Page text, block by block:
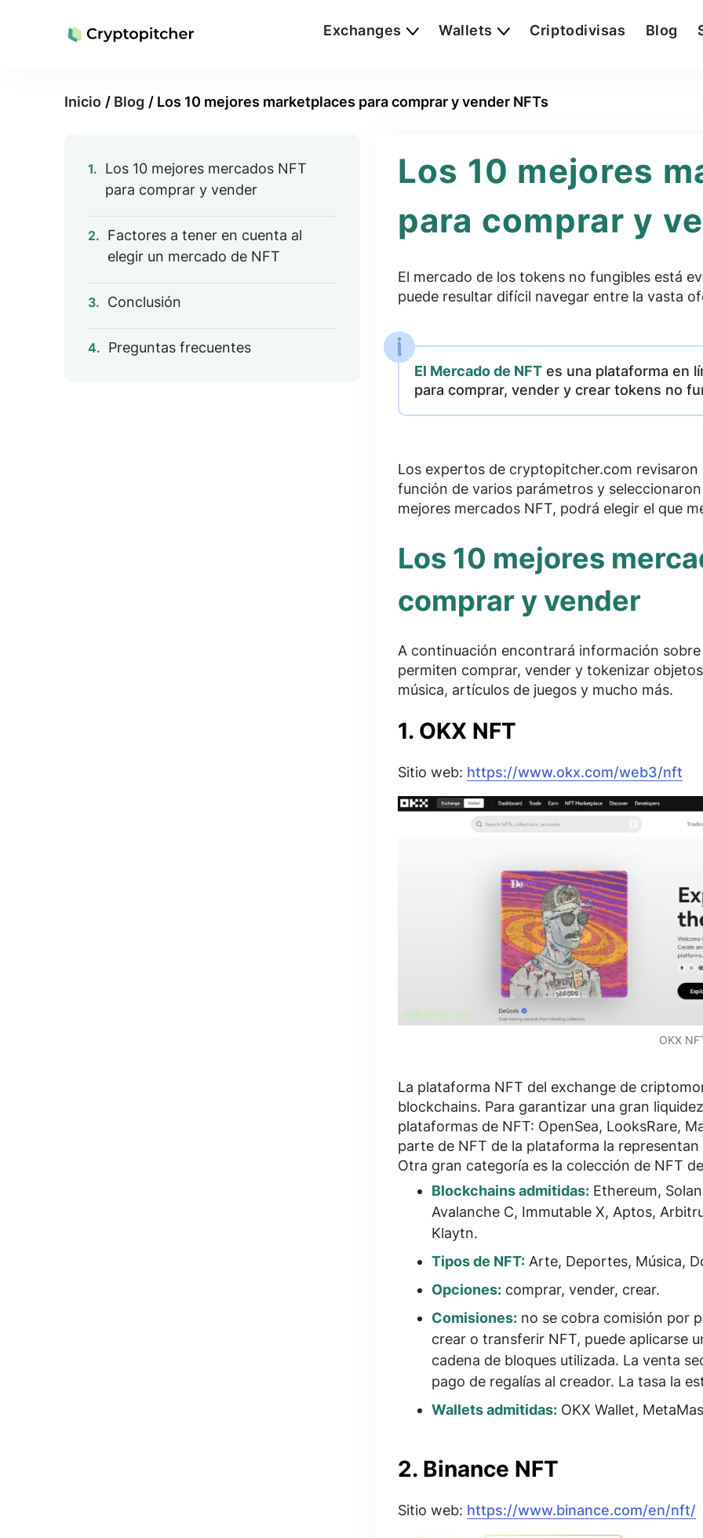
Exchanges Wallets Criptodivisas Blog
Inicio / Blog / Los 10 mejores marketplaces para comprar y vender NFTs
1. Los 10 mejores mercados NFT
para comprar y vender
2. Factores a tener en cuenta al
elegir un mercado de NFT
3. Conclusión
4. Preguntas frecuentes
Los 10 mejores
para comprar y
El mercado de los tokens no fungibles está
puede resultar difícil navegar entre la vasta
El Mercado de NFTes una plataforma en
para comprar, vender y crear tokens no
Los expertos de cryptopitcher.com
función de varios parámetros y
mejores mercados NFT, podrá elegir el que
Los 10 mejores
comprar y vender
A continuación encontrará información
permiten comprar, vender y tokenizar
música, artículos de juegosy mucho más.
1. OKX NFT
Sitio web: https://www.okx.com/web3/nft
OKX
La plataforma NFT del exchange de
blockchains. Para garantizar una gran
plataformas de NFT: OpenSea, LooksRare,
parte de NFT de la plataforma la
Otra gran categoría es la colección de NFT
Blockchains admitidas:Ethereum,
Avalanche C, Immutable X, Aptos,
Klaytn.
Tipos de NFT:Arte, Deportes, Música,
Opciones:comprar, vender, crear.
Comisiones:no se cobra comisión por
crear o transferir NFT, puede aplicarse
cadena de bloques utilizada. La venta
pago de regalías al creador. La tasa la
Wallets admitidas:OKX Wallet,
2. Binance NFT
Sitio web: https://www.binance.com/en/nft/